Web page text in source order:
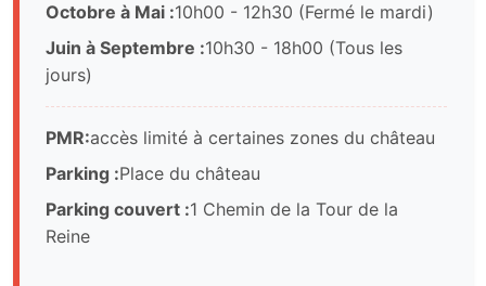
Octobre à Mai :10h00 - 12h30 (Fermé le mardi)
Juin à Septembre :10h30 - 18h00 (Tous les
jours)
PMR:accès limité à certaines zones du château
Parking :Place du château
Parking couvert :1 Chemin de la Tour de la
Reine